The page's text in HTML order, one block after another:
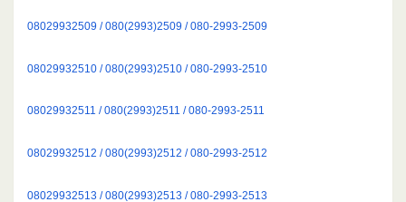
08029932509 / 080(2993)2509 / 080-2993-2509
08029932510 / 080(2993)2510 / 080-2993-2510
08029932511 / 080(2993)2511 / 080-2993-2511
08029932512 / 080(2993)2512 / 080-2993-2512
08029932513 / 080(2993)2513 / 080-2993-2513